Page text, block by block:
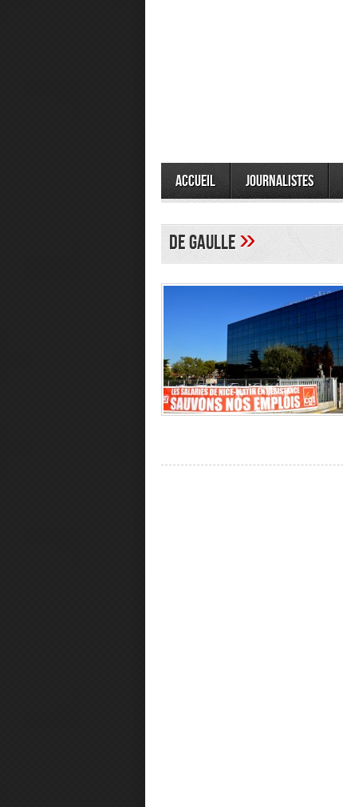
Accueil Journalistes
De Gaulle»